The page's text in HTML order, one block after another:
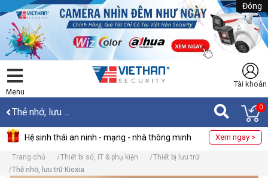
Đóng
Menu
Tài khoản
Thẻ nhớ, lưu ... 0
Hệ sinh thái an ninh - mạng - nhà thông minh Xem ngay >
Trang chủ Thiết bị số, IT & phụ kiện
Thiết bị lưu trữ
Thẻ nhớ, lưu trữ Kioxia